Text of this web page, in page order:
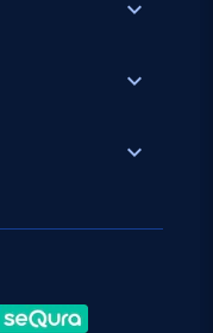
expand_more
expand_more
expand_more